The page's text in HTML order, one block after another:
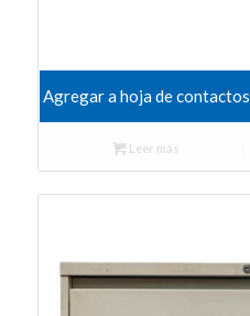
Agregar a hoja de contactos
Leer más